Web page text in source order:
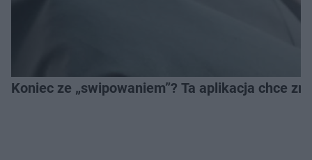
Koniec ze „swipowaniem”? Ta aplikacja chce